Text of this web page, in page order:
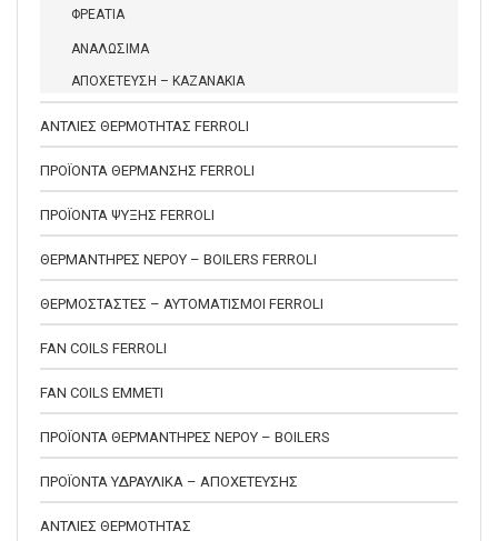
ΦΡΕΑΤΙΑ
ΑΝΑΛΩΣΙΜΑ
ΑΠΟΧΕΤΕΥΣΗ – ΚΑΖΑΝΑΚΙΑ
ΑΝΤΛΙΕΣ ΘΕΡΜΟΤΗΤΑΣ FERROLI
ΠΡΟΪΟΝΤΑ ΘΕΡΜΑΝΣΗΣ FERROLI
ΠΡΟΪΟΝΤΑ ΨΥΞΗΣ FERROLI
ΘΕΡΜΑΝΤΗΡΕΣ ΝΕΡΟΥ – BOILERS FERROLI
ΘΕΡΜΟΣΤΑΣΤΕΣ – ΑΥΤΟΜΑΤΙΣΜΟΙ FERROLI
FAN COILS FERROLI
FAN COILS EMMETI
ΠΡΟΪΟΝΤΑ ΘΕΡΜΑΝΤΗΡΕΣ ΝΕΡΟΥ – BOILERS
ΠΡΟΪΟΝΤΑ ΥΔΡΑΥΛΙΚΑ – ΑΠΟΧΕΤΕΥΣΗΣ
ΑΝΤΛΙΕΣ ΘΕΡΜΟΤΗΤΑΣ